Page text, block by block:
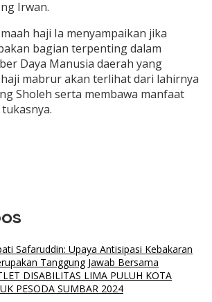
Irwan.
haji Ia menyampaikan jika
bagian terpenting dalam
Daya Manusia daerah yang
haji mabrur akan terlihat dari lahirnya
Sholeh serta membawa manfaat
Safaruddin: Upaya Antisipasi Kebakaran
Tanggung Jawab Bersama
DISABILITAS LIMA PULUH KOTA
PESODA SUMBAR 2024